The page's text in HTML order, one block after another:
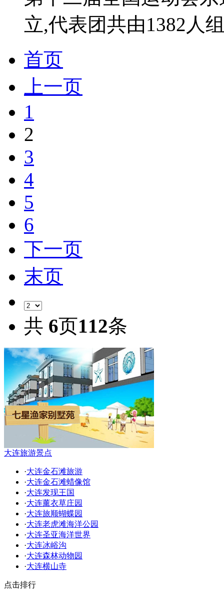
立,代表团共由1382人
首页
上一页
1
2
3
4
5
6
下一页
末页
共 6页112条
大连旅游景点
·大连金石滩旅游
·大连金石滩蜡像馆
·大连发现王国
·大连薰衣草庄园
·大连旅顺蝴蝶园
·大连老虎滩海洋公园
·大连圣亚海洋世界
·大连冰峪沟
·大连森林动物园
·大连横山寺
点击排行